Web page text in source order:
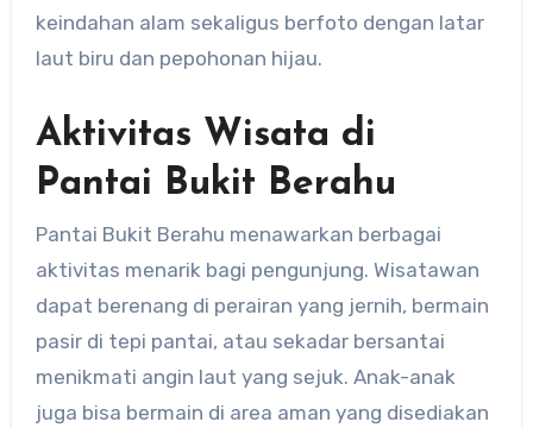
keindahan alam sekaligus berfoto dengan latar
laut biru dan pepohonan hijau.
Aktivitas Wisata di
Pantai Bukit Berahu
Pantai Bukit Berahu menawarkan berbagai
aktivitas menarik bagi pengunjung. Wisatawan
dapat berenang di perairan yang jernih, bermain
pasir di tepi pantai, atau sekadar bersantai
menikmati angin laut yang sejuk. Anak-anak
juga bisa bermain di area aman yang disediakan